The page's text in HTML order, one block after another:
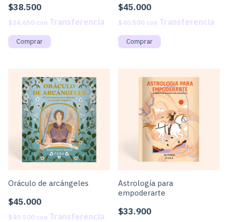
$38.500
$34.650 con
$45.000
$40.500 con
Oráculo de arcángeles
$45.000
$40.500 con
Astrología para
empoderarte
$33.900